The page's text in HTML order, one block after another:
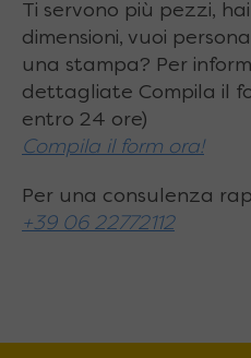
Ti servono più pezzi,
dimensioni, vuoi
una stampa? Per
dettagliate Compila il
entro 24 ore)
Compila il form ora!
Per una consulenza
+39 06 22772112